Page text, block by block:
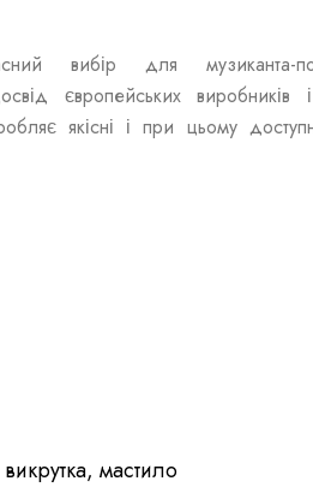
вибір для музиканта-
європейських виробників
якісні і при цьому
мастило